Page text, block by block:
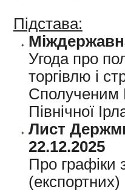
Підстава:
Угода про
торгiвлю i
Сполученим
Пiвнiчної
Лист
22.12.2025
Про графiки